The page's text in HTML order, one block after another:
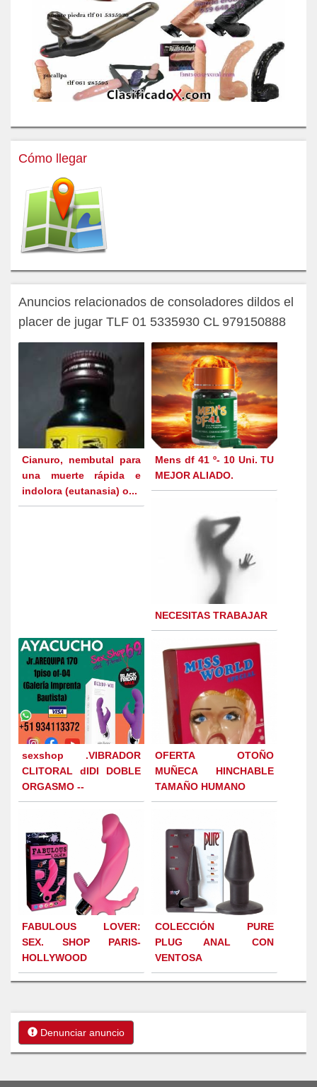
Cómo llegar
Anuncios relacionados de consoladores dildos el
placer de jugar TLF 01 5335930 CL 979150888
Cianuro, nembutal para
una muerte rápida e
indolora (eutanasia) o...
Mens df 41 º- 10 Uni. TU
MEJOR ALIADO.
NECESITAS TRABAJAR
sexshop .VIBRADOR
CLITORAL dIDI DOBLE
ORGASMO --
OFERTA OTOÑO
MUÑECA HINCHABLE
TAMAÑO HUMANO
FABULOUS LOVER:
SEX. SHOP PARIS-
HOLLYWOOD
COLECCIÓN PURE
PLUG ANAL CON
VENTOSA
Denunciar anuncio